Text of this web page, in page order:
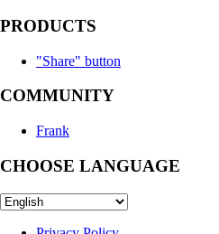
PRODUCTS
"Share" button
COMMUNITY
Frank
CHOOSE LANGUAGE